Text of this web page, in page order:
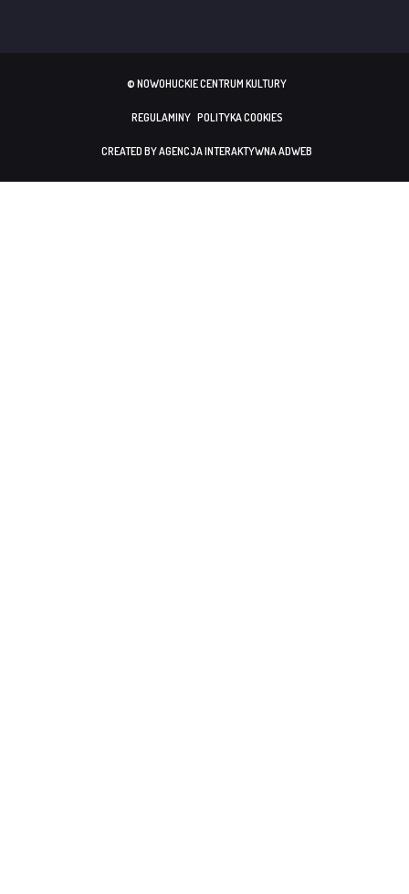
© NOWOHUCKIE CENTRUM KULTURY
REGULAMINY POLITYKA COOKIES
CREATED BY AGENCJA INTERAKTYWNA ADWEB